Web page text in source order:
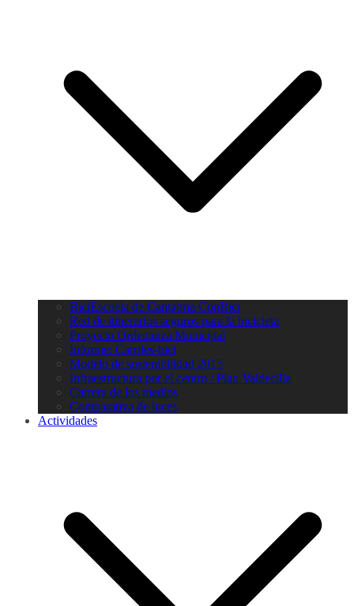
BiciEscuela de Cantabria ConBici
Red de itinerarios seguros para la bicicleta
Proyecto Ordenanza Municipal
Informe: Carriles-bici
Modelo de sostenibilidad 2015
Infraestructura por el centro / Plan Valdecilla
Carrera de los medios
Comparativa de luces
Actividades